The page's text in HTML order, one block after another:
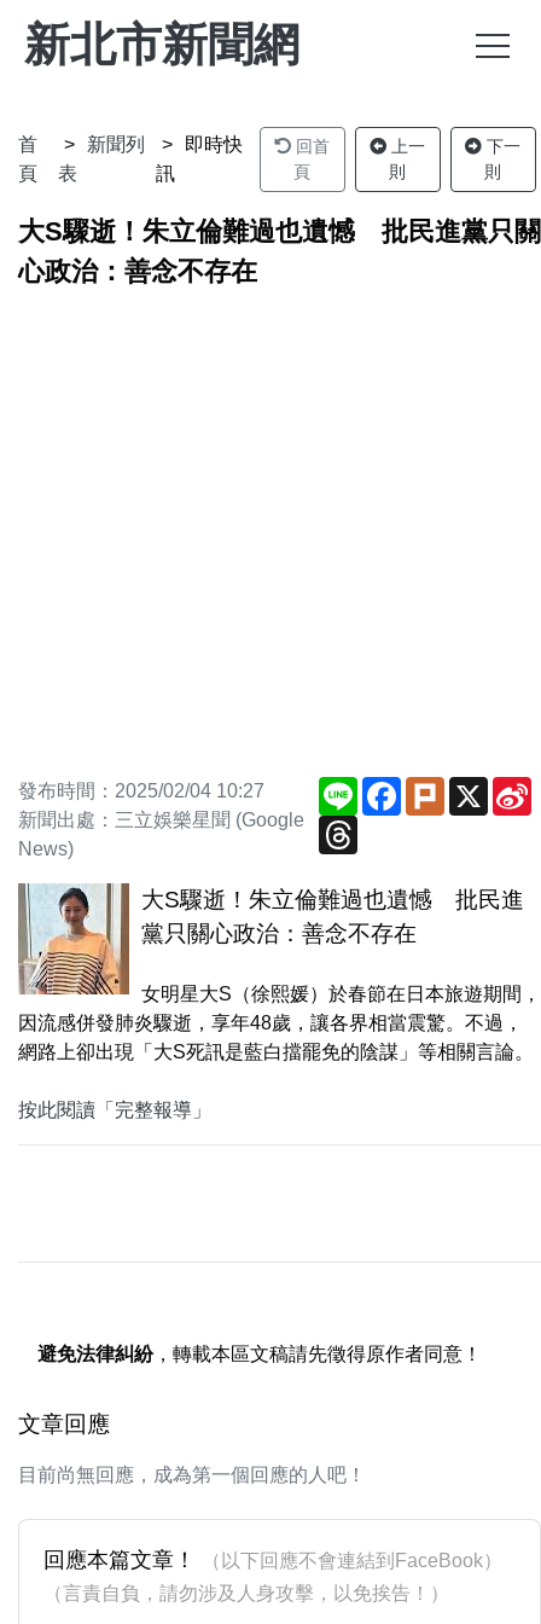
新北市新聞網
首
頁
新聞列
表
即時快
訊
回首
頁
上一
則
下一
則
大S驟逝！朱立倫難過也遺憾 批民進黨只關
心政治：善念不存在
發布時間：2025/02/04 10:27
新聞出處：三立娛樂星聞 (Google
News)
Line Facebook
Plurk X
大S驟逝！朱立倫難過也遺憾 批民進
黨只關心政治：善念不存在
女明星大S（徐熙媛）於春節在日本旅遊期間，
因流感併發肺炎驟逝，享年48歲，讓各界相當震驚。不過，
網路上卻出現「大S死訊是藍白擋罷免的陰謀」等相關言論。
按此閱讀「完整報導」
避免法律糾紛，轉載本區文稿請先徵得原作者同意！
文章回應
目前尚無回應，成為第一個回應的人吧！
回應本篇文章！
（以下回應不會連結到FaceBook）
（言責自負，請勿涉及人身攻擊，以免挨告！）